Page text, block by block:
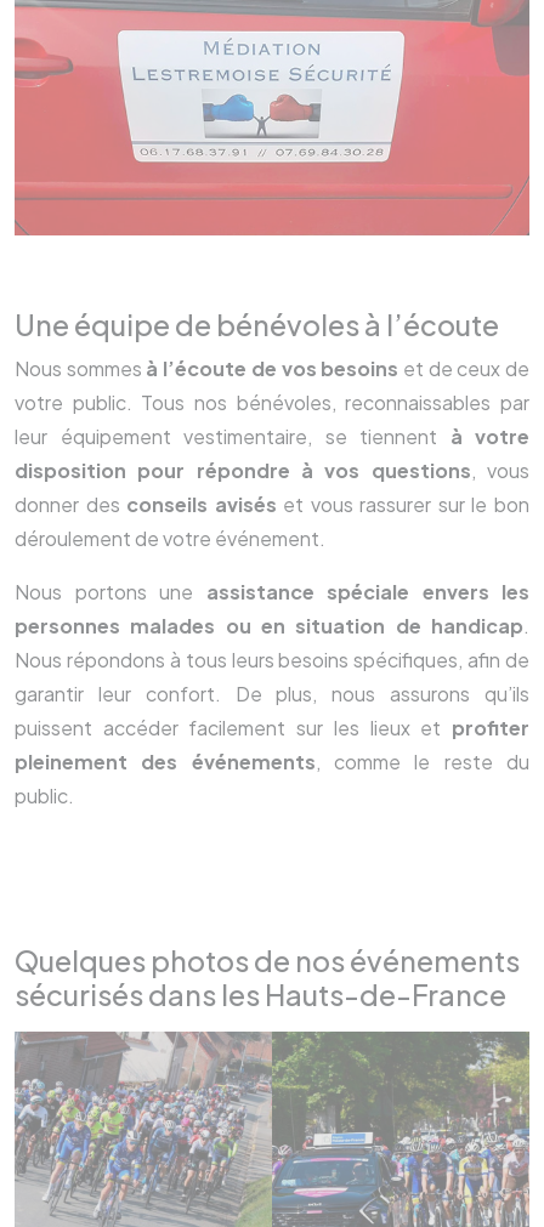
Une équipe de bénévoles à l’écoute
Nous sommes à l’écoute de vos besoins et de ceux de
votre public. Tous nos bénévoles, reconnaissables par
leur équipement vestimentaire, se tiennent à votre
disposition pour répondre à vos questions, vous
donner des conseils avisés et vous rassurer sur le bon
déroulement de votre événement.
Nous portons une assistance spéciale envers les
personnes malades ou en situation de handicap.
Nous répondons à tous leurs besoins spécifiques, afin de
garantir leur confort. De plus, nous assurons qu’ils
puissent accéder facilement sur les lieux et profiter
pleinement des événements, comme le reste du
public.
Quelques photos de nos événements
sécurisés dans les Hauts-de-France